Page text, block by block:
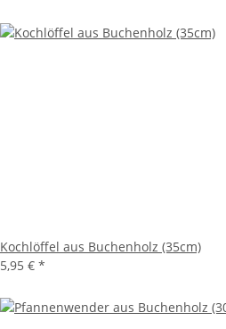
Kochlöffel aus Buchenholz (35cm)
5,95 € *